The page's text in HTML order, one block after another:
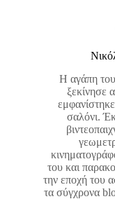
Η αγάπη
ξεκίνησε
σαλόνι.
του και
την εποχή του
τα σύγχρονα